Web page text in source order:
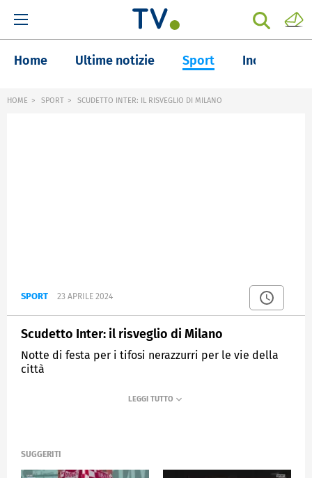
Home Ultime notizie Sport Inchieste
HOME SPORT SCUDETTO INTER: IL RISVEGLIO DI MILANO
SPORT 23 APRILE 2024
Scudetto Inter: il risveglio di Milano
Notte di festa per i tifosi nerazzurri per le vie della
città
SPORTMEDIASET
SUGGERITI